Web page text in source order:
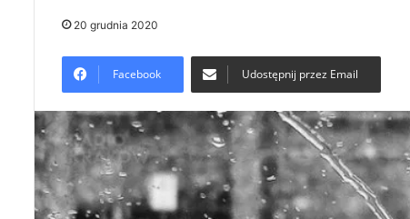
20 grudnia 2020
Facebook Udostępnij przez Email